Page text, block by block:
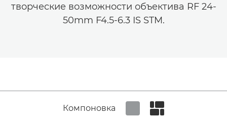
творческие возможности объектива RF 24-
50mm F4.5-6.3 IS STM.
Компоновка